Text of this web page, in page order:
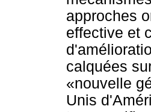
approches
effective et
calquées
«nouvelle
Unis